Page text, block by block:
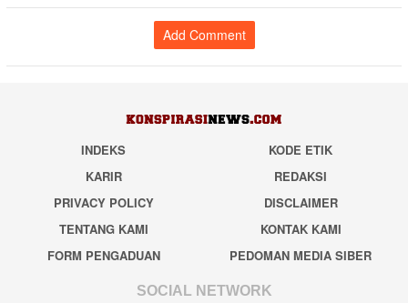
Add Comment
INDEKS
KODE ETIK
KARIR
REDAKSI
PRIVACY POLICY
DISCLAIMER
TENTANG KAMI
KONTAK KAMI
FORM PENGADUAN
PEDOMAN MEDIA SIBER
SOCIAL NETWORK